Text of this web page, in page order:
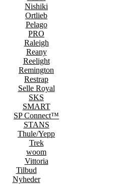
Nishiki
Ortlieb
Pelago
PRO
Raleigh
Reany
Reelight
Remington
Restrap
Selle Royal
SKS
SMART
SP Connect™
STANS
Thule/Yepp
Trek
woom
Vittoria
Tilbud
Nyheder